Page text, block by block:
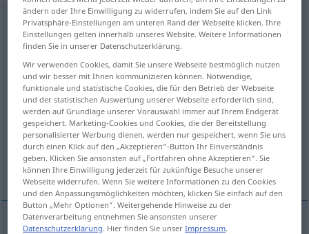
untersuchenv/t <sans ge >
Übersicht aller Übersetzungen
(Für mehr Details die Übersetzung anklicken/antippen)
examiner, étudier, analyser, sonder, explorer
rechercher, examiner, étudier, enquêter sur
vérifier, contrôler, inspecter, visiter, contrôler
ändern oder Ihre Einwilligung zu widerrufen, indem Sie auf den Link
Privatsphäre-Einstellungen am unteren Rand der Webseite klicken. Ihre
Einstellungen gelten innerhalb unseres Website. Weitere Informationen
finden Sie in unserer Datenschutzerklärung.
Wir verwenden Cookies, damit Sie unsere Webseite bestmöglich nutzen
und wir besser mit Ihnen kommunizieren können. Notwendige,
funktionale und statistische Cookies, die für den Betrieb der Webseite
und der statistischen Auswertung unserer Webseite erforderlich sind,
werden auf Grundlage unserer Vorauswahl immer auf Ihrem Endgerät
gespeichert. Marketing-Cookies und Cookies, die der Bereitstellung
personalisierter Werbung dienen, werden nur gespeichert, wenn Sie uns
durch einen Klick auf den „Akzeptieren“-Button Ihr Einverständnis
geben. Klicken Sie ansonsten auf „Fortfahren ohne Akzeptieren“. Sie
können Ihre Einwilligung jederzeit für zukünftige Besuche unserer
Webseite widerrufen. Wenn Sie weitere Informationen zu den Cookies
und den Anpassungsmöglichkeiten möchten, klicken Sie einfach auf den
Button „Mehr Optionen“. Weitergehende Hinweise zu der
Datenverarbeitung entnehmen Sie ansonsten unserer
Datenschutzerklärung. Hier finden Sie unserImpressum.